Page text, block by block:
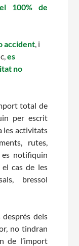
100% de
accident, i
es
no
total de
per escrit
les activitats
rutes,
notifiquin
el cas de les
bressol
després dels
no tindran
de l’import